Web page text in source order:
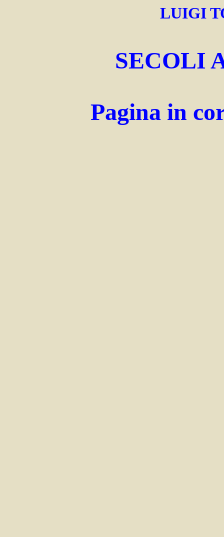
LUIGI
SECOLI
Pagina in